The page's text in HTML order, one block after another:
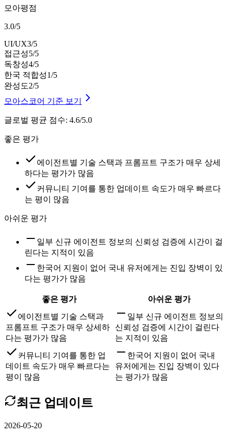
모아평점
3.0/5
UI/UX3/5
접근성5/5
독창성4/5
한국 적합성1/5
완성도2/5
모아스코어 기준 보기
글로벌 평균 점수: 4.6/5.0
좋은 평가
에이전트별 기술 스택과 프롬프트 구조가 매우 상세
하다는 평가가 많음
커뮤니티 기여를 통한 업데이트 속도가 매우 빠르다
는 평이 많음
아쉬운 평가
일부 신규 에이전트 정보의 신뢰성 검증에 시간이 걸
린다는 지적이 있음
한국어 지원이 없어 국내 유저에게는 진입 장벽이 있
다는 평가가 많음
좋은 평가
아쉬운 평가
에이전트별 기술 스택과
프롬프트 구조가 매우 상세하
다는 평가가 많음
일부 신규 에이전트 정보의
신뢰성 검증에 시간이 걸린다
는 지적이 있음
커뮤니티 기여를 통한 업
데이트 속도가 매우 빠르다는
평이 많음
한국어 지원이 없어 국내
유저에게는 진입 장벽이 있다
는 평가가 많음
최근 업데이트
2026-05-20